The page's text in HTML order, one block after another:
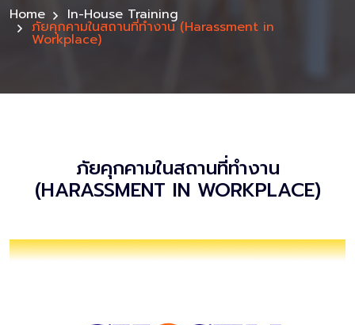
Home In-House Training
ภัยคุกคามในสถานที่ทำงาน (Harassment in
Workplace)
ภัยคุกคามในสถานที่ทำงาน
(HARASSMENT IN WORKPLACE)